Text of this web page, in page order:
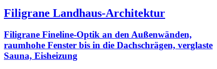
Filigrane Landhaus-Architektur
Filigrane Fineline-Optik an den Außenwänden,
raumhohe Fenster bis in die Dachschrägen, verglaste
Sauna, Eisheizung